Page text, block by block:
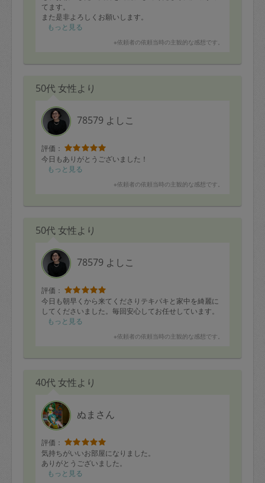
てます。
また是非よろしくお願いします。
もっと見る
※依頼者の依頼当時の主観的な感想です。
50代 女性より
78579 よしこ
評価：
今日もありがとうございました！
もっと見る
※依頼者の依頼当時の主観的な感想です。
50代 女性より
78579 よしこ
評価：
今日も朝早くから来てくださりテキパキと家中を綺麗に
してくださいました。毎回安心してお任せしています。
もっと見る
※依頼者の依頼当時の主観的な感想です。
40代 女性より
ぬまさん
評価：
気持ちがいいお部屋になりました。
ありがとうございました。
もっと見る